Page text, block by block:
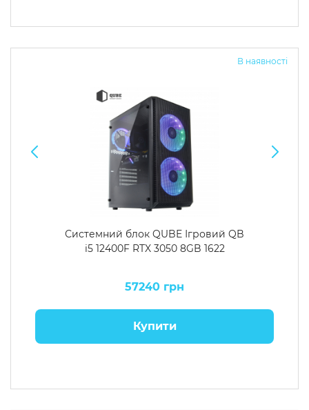
В наявності
Системний блок QUBE Ігровий QB
i5 12400F RTX 3050 8GB 1622
57240 грн
Купити